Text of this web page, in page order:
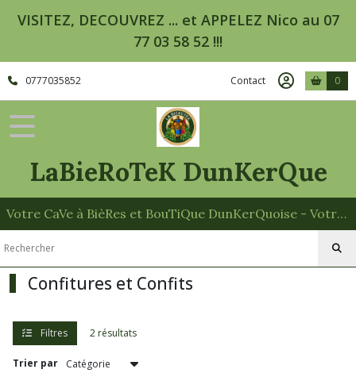
VISITEZ, DECOUVREZ ... et APPELEZ Nico au 07
77 03 58 52 !!!
0777035852 Contact 0
LaBieRoTeK DunKerQue
Votre CaVe à BièRes et BouTiQue DunKerQuoise - Votre Spécialiste des Paniers Garnis
Confitures et Confits
Filtres 2 résultats
Trier par
Fermer
FILTRES
Tous
les
produits
Salée
Epicerie
(8)
Confitures
et
Confits